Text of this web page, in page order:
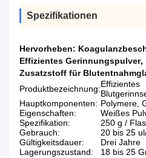
Spezifikationen
Hervorheben:
Effizientes Gerinnungspulver,
Zusatzstoff für
Produktbezeichnung:Effizientes
Hauptkomponenten: Polymere,
Eigenschaften:
Weißes
Spezifikation:
250 g /
Gebrauch:
20 bis 25
Gültigkeitsdauer:
Drei Jahre
Lagerungszustand:
18 bis 25